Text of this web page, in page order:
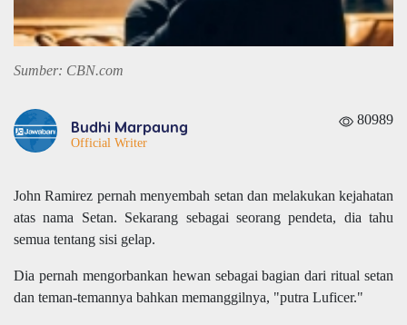
Sumber: CBN.com
Budhi Marpaung
Official Writer
80989
John Ramirez pernah menyembah setan dan melakukan kejahatan
atas nama Setan. Sekarang sebagai seorang pendeta, dia tahu
semua tentang sisi gelap.
Dia pernah mengorbankan hewan sebagai bagian dari ritual setan
dan teman-temannya bahkan memanggilnya, "putra Luficer."